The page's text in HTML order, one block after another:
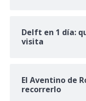
Delft en 1 día:
visita
El Aventino de
recorrerlo